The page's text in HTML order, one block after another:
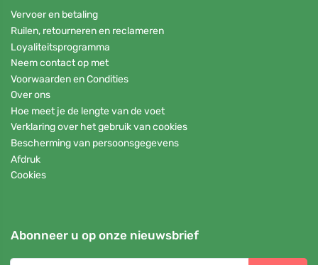
Vervoer en betaling
Ruilen, retourneren en reclameren
Loyaliteitsprogramma
Neem contact op met
Voorwaarden en Condities
Over ons
Hoe meet je de lengte van de voet
Verklaring over het gebruik van cookies
Bescherming van persoonsgegevens
Afdruk
Cookies
Abonneer u op onze nieuwsbrief